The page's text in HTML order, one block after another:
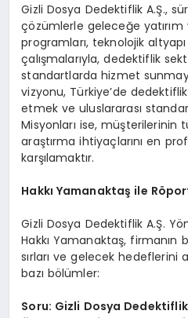
Gizli Dosya Dedektiflik A.Ş.,
çözümlerle geleceğe yatırım
programları, teknolojik
çalışmalarıyla, dedektiflik
standartlarda hizmet
vizyonu, Türkiye’de
etmek ve uluslararası
Misyonları ise, müşterilerinin
araştırma ihtiyaçlarını en
karşılamaktır.
Hakkı Yamanaktaş ile
Gizli Dosya Dedektiflik A.Ş.
Hakkı Yamanaktaş, firmanın
sırları ve gelecek hedeflerini
bazı bölümler:
Soru: Gizli Dosya